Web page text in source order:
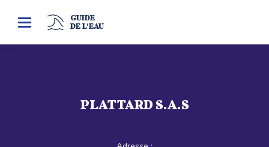
Toggle
GUIDE
DE L'EAU
PLATTARD S.A.S